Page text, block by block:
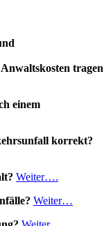
tragen
einem
korrekt?
Weiter….
Weiter…